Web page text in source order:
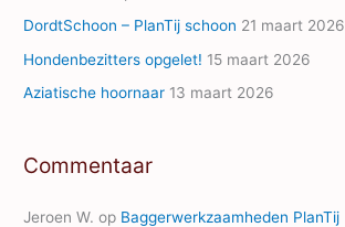
s
DordtSchoon – PlanTij schoon 21 maart 2026
Hondenbezitters opgelet! 15 maart 2026
Aziatische hoornaar 13 maart 2026
Commentaar
Jeroen W. op Baggerwerkzaamheden PlanTij